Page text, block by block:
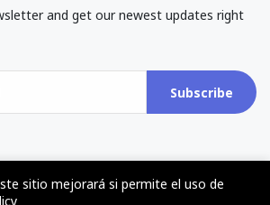
and get our newest updates right
Subscribe
sitio mejorará si permite el uso de